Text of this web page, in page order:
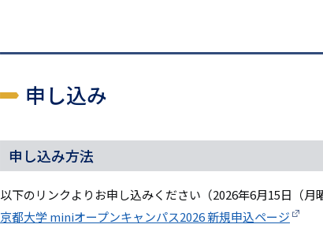
申し込み
申し込み方法
以下のリンクよりお申し込みください（2026年6月15日（月
京都大学 miniオープンキャンパス2026 新規申込ページ